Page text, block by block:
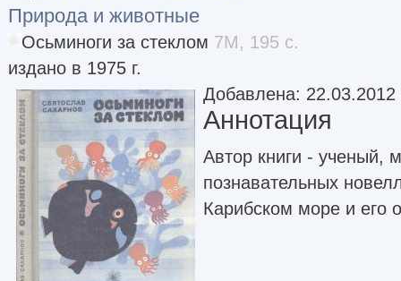
Природа и животные
Осьминоги за стеклом 7M, 195 с.
издано в 1975 г.
Добавлена: 22.03.2012
Аннотация
Автор книги - ученый,
познавательных
Карибском море и его